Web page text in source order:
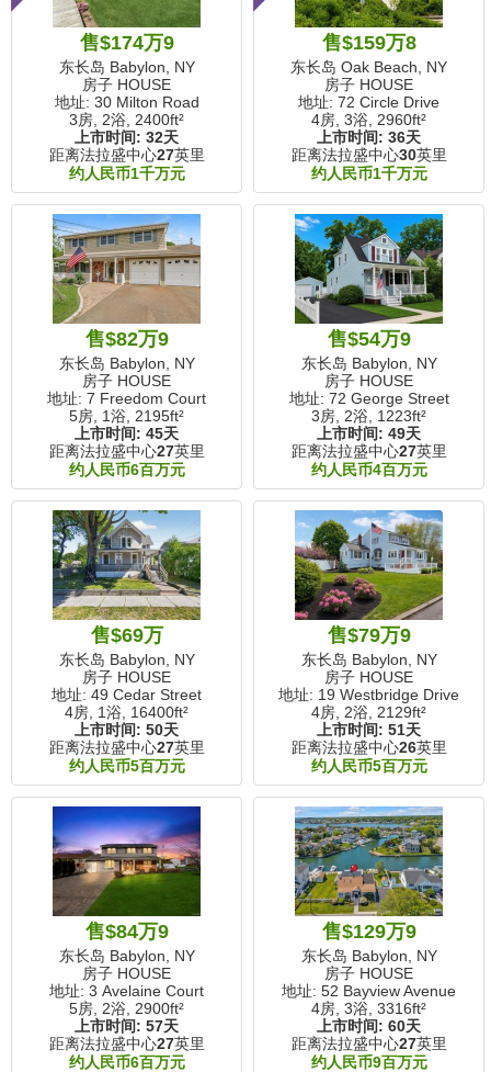
售$174万9
东长岛 Babylon, NY
房子 HOUSE
地址: 30 Milton Road
3房, 2浴, 2400ft²
上市时间: 32天
距离法拉盛中心27英里
约人民币1千万元
售$159万8
东长岛 Oak Beach, NY
房子 HOUSE
地址: 72 Circle Drive
4房, 3浴, 2960ft²
上市时间: 36天
距离法拉盛中心30英里
约人民币1千万元
售$82万9
东长岛 Babylon, NY
房子 HOUSE
地址: 7 Freedom Court
5房, 1浴, 2195ft²
上市时间: 45天
距离法拉盛中心27英里
约人民币6百万元
售$54万9
东长岛 Babylon, NY
房子 HOUSE
地址: 72 George Street
3房, 2浴, 1223ft²
上市时间: 49天
距离法拉盛中心27英里
约人民币4百万元
售$69万
东长岛 Babylon, NY
房子 HOUSE
地址: 49 Cedar Street
4房, 1浴, 16400ft²
上市时间: 50天
距离法拉盛中心27英里
约人民币5百万元
售$79万9
东长岛 Babylon, NY
房子 HOUSE
地址: 19 Westbridge Drive
4房, 2浴, 2129ft²
上市时间: 51天
距离法拉盛中心26英里
约人民币5百万元
售$84万9
东长岛 Babylon, NY
房子 HOUSE
地址: 3 Avelaine Court
5房, 2浴, 2900ft²
上市时间: 57天
距离法拉盛中心27英里
约人民币6百万元
售$129万9
东长岛 Babylon, NY
房子 HOUSE
地址: 52 Bayview Avenue
4房, 3浴, 3316ft²
上市时间: 60天
距离法拉盛中心27英里
约人民币9百万元